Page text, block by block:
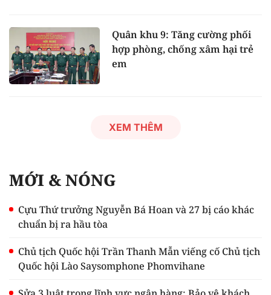
Quân khu 9: Tăng cường phối
hợp phòng, chống xâm hại trẻ
em
XEM THÊM
MỚI & NÓNG
Cựu Thứ trưởng Nguyễn Bá Hoan và 27 bị cáo khác
chuẩn bị ra hầu tòa
Chủ tịch Quốc hội Trần Thanh Mẫn viếng cố Chủ tịch
Quốc hội Lào Saysomphone Phomvihane